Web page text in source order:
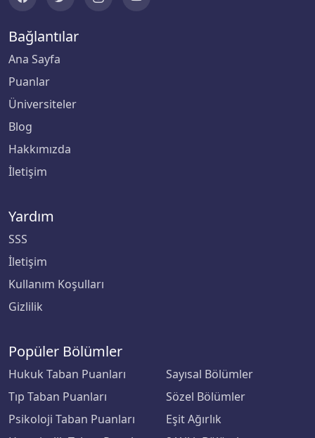
Toros Üniversitesi
Uluslararası Balkan Üniversitesi
Uluslararası Final Üniversitesi
Uluslararası Saraybosna Üniversitesi
Uşak Üniversitesi
Bağlantılar
Ana Sayfa
Puanlar
Üniversiteler
Blog
Hakkımızda
İletişim
Yardım
SSS
İletişim
Kullanım Koşulları
Gizlilik
Popüler Bölümler
Hukuk Taban Puanları
Tıp Taban Puanları
Psikoloji Taban Puanları
Sayısal Bölümler
Sözel Bölümler
Eşit Ağırlık